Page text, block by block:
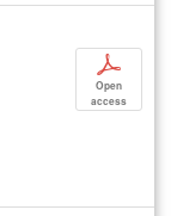
p
Open
access